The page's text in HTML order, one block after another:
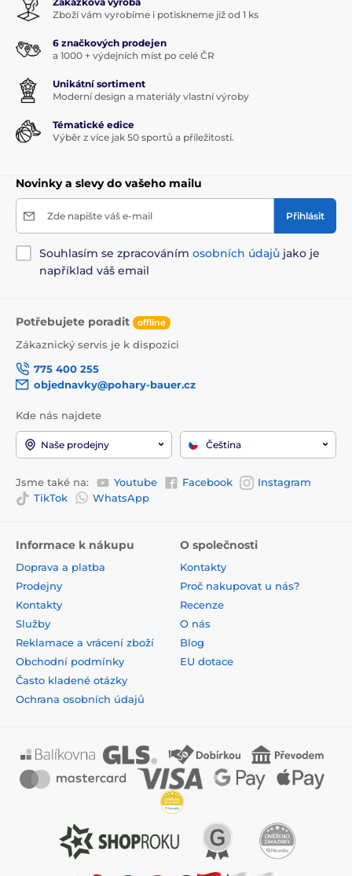
Zboží vám vyrobíme i potiskneme již od 1 ks
6 značkových prodejen
a 1000 + výdejních míst po celé ČR
Unikátní sortiment
Moderní design a materiály vlastní výroby
Tématické edice
Výběr z více jak 50 sportů a příležitostí.
Novinky a slevy do vašeho mailu
Zde napište váš e-mail Přihlásit
Souhlasím se zpracováním osobních údajů jako je
například váš email
Potřebujete poradit offline
Zákaznický servis je k dispozici
775 400 255
objednavky@pohary-bauer.cz
Kde nás najdete
Naše prodejny Čeština
Jsme také na: Youtube Facebook
Instagram
TikTok
WhatsApp
Informace k nákupu
Doprava a platba
Prodejny
Kontakty
Služby
Reklamace a vrácení zboží
Obchodní podmínky
Často kladené otázky
Ochrana osobních údajů
O společnosti
Kontakty
Proč nakupovat u nás?
Recenze
O nás
Blog
EU dotace